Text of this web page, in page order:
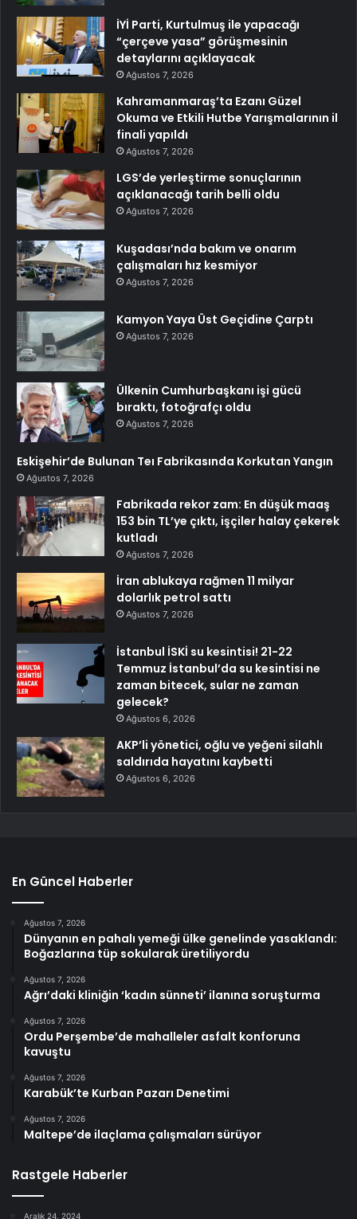
İYİ Parti, Kurtulmuş ile yapacağı
“çerçeve yasa” görüşmesinin
detaylarını açıklayacak
Ağustos 7, 2026
Kahramanmaraş’ta Ezanı Güzel
Okuma ve Etkili Hutbe Yarışmalarının il
finali yapıldı
Ağustos 7, 2026
LGS’de yerleştirme sonuçlarının
açıklanacağı tarih belli oldu
Ağustos 7, 2026
Kuşadası’nda bakım ve onarım
çalışmaları hız kesmiyor
Ağustos 7, 2026
Kamyon Yaya Üst Geçidine Çarptı
Ağustos 7, 2026
Ülkenin Cumhurbaşkanı işi gücü
bıraktı, fotoğrafçı oldu
Ağustos 7, 2026
Eskişehir’de Bulunan Teı Fabrikasında Korkutan Yangın
Ağustos 7, 2026
Fabrikada rekor zam: En düşük maaş
153 bin TL’ye çıktı, işçiler halay çekerek
kutladı
Ağustos 7, 2026
İran ablukaya rağmen 11 milyar
dolarlık petrol sattı
Ağustos 7, 2026
İstanbul İSKİ su kesintisi! 21-22
Temmuz İstanbul’da su kesintisi ne
zaman bitecek, sular ne zaman
gelecek?
Ağustos 6, 2026
AKP’li yönetici, oğlu ve yeğeni silahlı
saldırıda hayatını kaybetti
Ağustos 6, 2026
En Güncel Haberler
Ağustos 7, 2026
Dünyanın en pahalı yemeği ülke genelinde yasaklandı:
Boğazlarına tüp sokularak üretiliyordu
Ağustos 7, 2026
Ağrı’daki kliniğin ‘kadın sünneti’ ilanına soruşturma
Ağustos 7, 2026
Ordu Perşembe’de mahalleler asfalt konforuna
kavuştu
Ağustos 7, 2026
Karabük’te Kurban Pazarı Denetimi
Ağustos 7, 2026
Maltepe’de ilaçlama çalışmaları sürüyor
Rastgele Haberler
Aralık 24, 2024